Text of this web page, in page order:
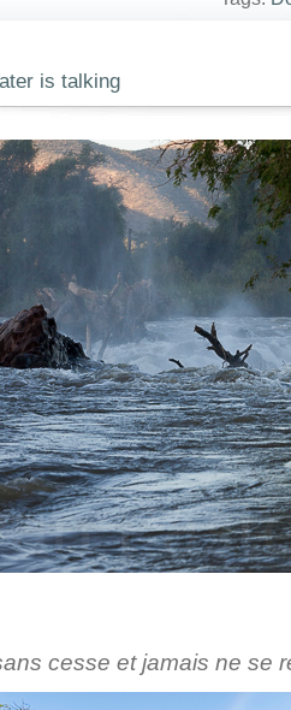
is talking
cesse et jamais ne se